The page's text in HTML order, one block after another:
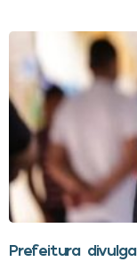
Prefeitura